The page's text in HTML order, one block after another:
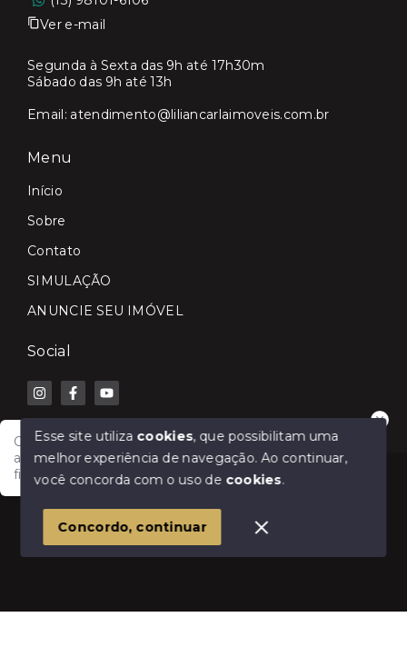
Olá! Fale com a Lilian Carla Imóveis e receba
atendimento rápido para comprar, vender, alugar ou
financiar seu imóvel.
Ver e-mail
Segunda à Sexta das 9h até 17h30m
Sábado das 9h até 13h
Email: atendimento@liliancarlaimoveis.com.br
Menu
Início
Sobre
Contato
SIMULAÇÃO
ANUNCIE SEU IMÓVEL
Social
© Copyright 2026 - Lilian Carla Imóveis - Todos os
SITE PARA IMOBILIARIA
Esse site utiliza cookies, que possibilitam uma
melhor experiência de navegação.Ao continuar,
você concorda com o uso de cookies.
Concordo, continuar